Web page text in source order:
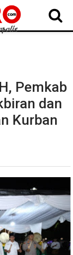
BATUBARA DELISERDANG
Pemkab
dan
Kurban